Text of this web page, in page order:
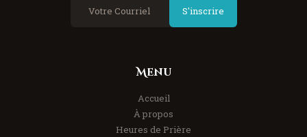
S'inscrire
Menu
Accueil
À propos
Heures de Prière